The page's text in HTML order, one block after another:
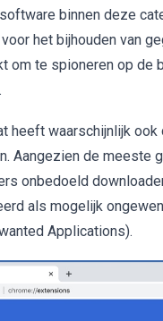
binnen deze
het bijhouden van
om te spioneren op de
heeft waarschijnlijk ook
Aangezien de meeste
onbedoeld
als mogelijk
Applications).